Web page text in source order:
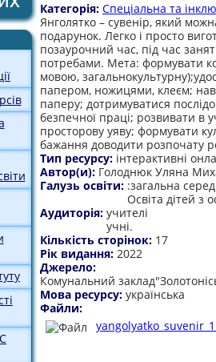
Категорія: Спеціальна та
Янголятко – сувенір, який
подарунок. Легко і просто
позаурочний час, під час
потребами. Мета: формувати
мовою,
папером, ножицями, клеєм;
паперу; дотримуватися
безпечної праці; розвивати в
просторову уяву; формувати
бажання доводити розпочату
Тип ресурсу: інтерактивні
Автор(и): Голоднюк Уляна
Галузь освіти: :загальна
Освіта дітей з
Аудиторія: учителі
учні.
Кількість сторінок: 17
Рік видання: 2022
Джерело:
Комунальний
Мова ресурсу: українська
Файли: